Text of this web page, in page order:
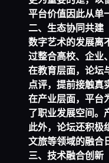
平台价值因此从单
二、生态协同共建
数字艺术的发展离
过整合高校、企业
在教育层面，论坛
点评，提前接触真
在产业层面，平台
了职业发展空间。
此外，论坛还积极
文旅等领域的融合
三、技术融合创新